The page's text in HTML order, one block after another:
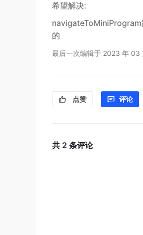
希望解决:
的
最后一次编辑于 2023 年 03
点赞 评论
共 2 条评论